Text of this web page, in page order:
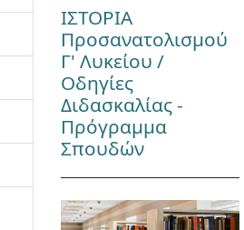
ΙΣΤΟΡΙΑ
Προσανατολισμού
Γ' Λυκείου /
Οδηγίες
Διδασκαλίας -
Πρόγραμμα
Σπουδών